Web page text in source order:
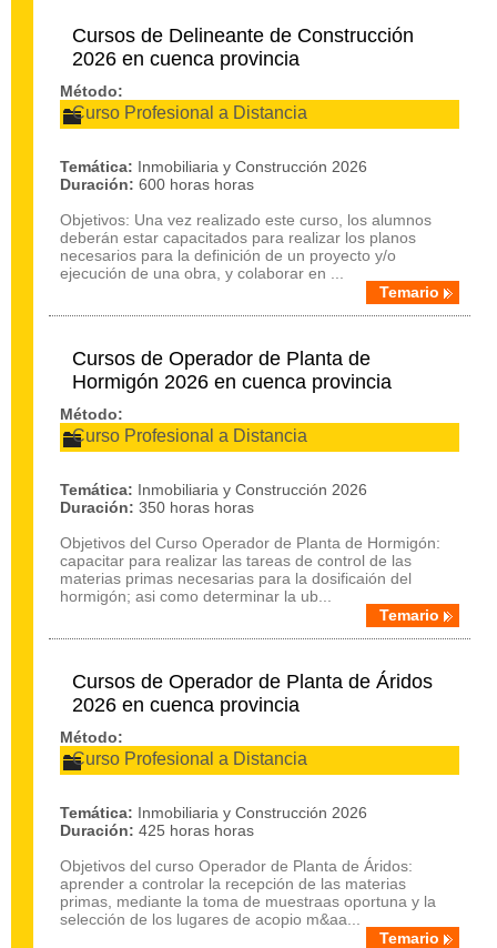
Cursos de Delineante de Construcción
2026 en cuenca provincia
Método:
Curso Profesional a Distancia
Temática: Inmobiliaria y Construcción 2026
Duración: 600 horas horas
Objetivos: Una vez realizado este curso, los alumnos
deberán estar capacitados para realizar los planos
necesarios para la definición de un proyecto y/o
ejecución de una obra, y colaborar en ...
Temario
Cursos de Operador de Planta de
Hormigón 2026 en cuenca provincia
Método:
Curso Profesional a Distancia
Temática: Inmobiliaria y Construcción 2026
Duración: 350 horas horas
Objetivos del Curso Operador de Planta de Hormigón:
capacitar para realizar las tareas de control de las
materias primas necesarias para la dosificaión del
hormigón; asi como determinar la ub...
Temario
Cursos de Operador de Planta de Áridos
2026 en cuenca provincia
Método:
Curso Profesional a Distancia
Temática: Inmobiliaria y Construcción 2026
Duración: 425 horas horas
Objetivos del curso Operador de Planta de Áridos:
aprender a controlar la recepción de las materias
primas, mediante la toma de muestraas oportuna y la
selección de los lugares de acopio m&aa...
Temario